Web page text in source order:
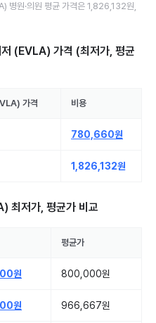
병원·의원 평균 가격은 1,826,132원
저 (EVLA) 가격 (최저가, 평균
가격 비용
780,660원
1,826,132원
최저가, 평균가 비교
평균가
원 800,000원
원 966,667원